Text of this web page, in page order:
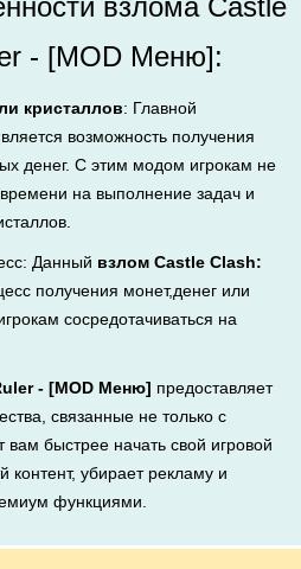
взлома Castle
- [MOD Меню]:
кристаллов: Главной
возможность получения
денег. С этим модом игрокам не
на выполнение задач и
Данный взлом Castle Clash:
получения монет,денег или
сосредотачиваться на
- [MOD Меню] предоставляет
связанные не только с
быстрее начать свой игровой
контент, убирает рекламу и
функциями.